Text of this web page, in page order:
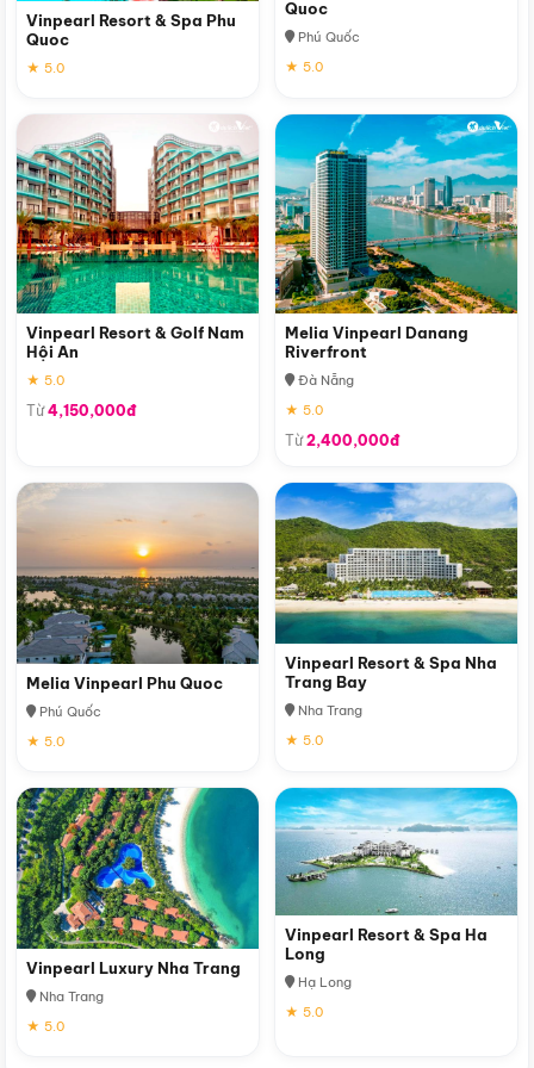
Vinpearl Resort & Spa Phu
Quoc
★ 5.0
Quoc
Phú Quốc
★ 5.0
Vinpearl Resort & Golf Nam
Hội An
★ 5.0
Từ4,150,000đ
Melia Vinpearl Danang
Riverfront
Đà Nẵng
★ 5.0
Từ2,400,000đ
Melia Vinpearl Phu Quoc
Phú Quốc
★ 5.0
Vinpearl Resort & Spa Nha
Trang Bay
Nha Trang
★ 5.0
Vinpearl Luxury Nha Trang
Nha Trang
★ 5.0
Vinpearl Resort & Spa Ha
Long
Hạ Long
★ 5.0